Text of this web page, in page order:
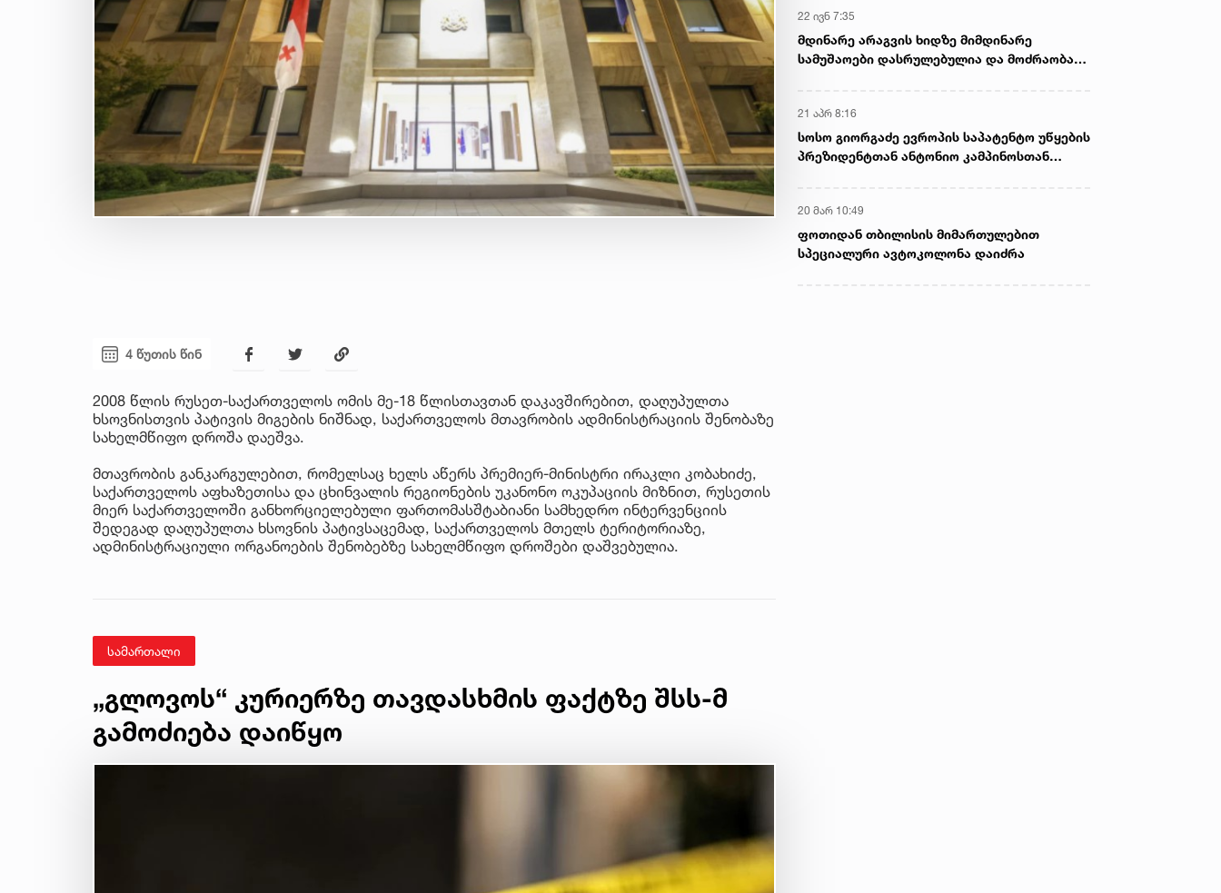
4 წუთის წინ
2008 წლის რუსეთ-საქართველოს ომის მე-18 წლისთავთან დაკავშირებით, დაღუპულთა
ხსოვნისთვის პატივის მიგების ნიშნად, საქართველოს მთავრობის ადმინისტრაციის შენობაზე
სახელმწიფო დროშა დაეშვა.
მთავრობის განკარგულებით, რომელსაც ხელს აწერს პრემიერ-მინისტრი ირაკლი კობახიძე,
საქართველოს აფხაზეთისა და ცხინვალის რეგიონების უკანონო ოკუპაციის მიზნით, რუსეთის
მიერ საქართველოში განხორციელებული ფართომასშტაბიანი სამხედრო ინტერვენციის
შედეგად დაღუპულთა ხსოვნის პატივსაცემად, საქართველოს მთელს ტერიტორიაზე,
ადმინისტრაციული ორგანოების შენობებზე სახელმწიფო დროშები დაშვებულია.
სამართალი
„გლოვოს“ კურიერზე თავდასხმის ფაქტზე შსს-მ
გამოძიება დაიწყო
22 ივნ 7:35
მდინარე არაგვის ხიდზე მიმდინარე
სამუშაოები დასრულებულია და მოძრაობა
21 აპრ 8:16
სოსო გიორგაძე ევროპის საპატენტო უწყების
პრეზიდენტთან ანტონიო კამპინოსთან
20 მარ 10:49
ფოთიდან თბილისის მიმართულებით
სპეციალური ავტოკოლონა დაიძრა